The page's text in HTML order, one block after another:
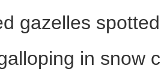
gazelles
in snow